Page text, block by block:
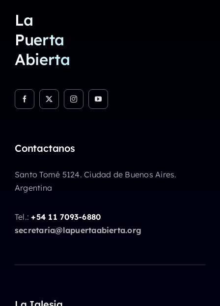
La
Puerta
Abierta
Contactanos
Santo Tomé 5124. Ciudad de Buenos Aires.
Argentina
Tel.:+54 11 7093-6880
secretaria@lapuertaabierta.org